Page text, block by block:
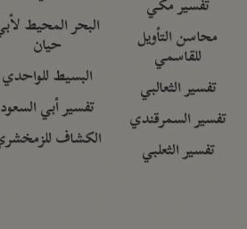
تفسير مكّي
محاسن التأويل
للقاسمي
تفسير الثعالبي
تفسير السمرقندي
تفسير الثعلبي
البحر المحيط
حيان
البسيط للواحدي
تفسير أبي السعود
الكشاف